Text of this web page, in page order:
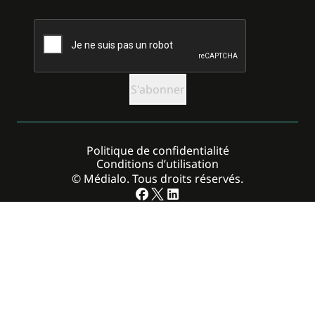
CAPTCHA
© Médialo. Tous droits réservés.
Politique de confidentialité
Conditions d’utilisation